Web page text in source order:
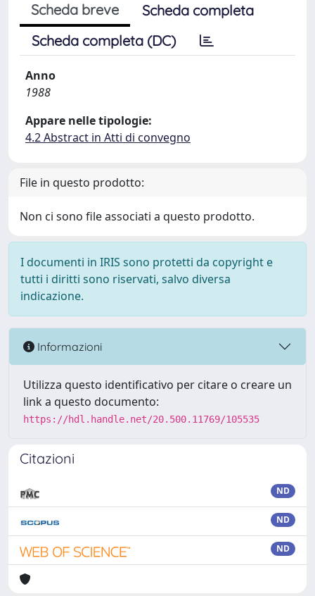
Scheda breve
Scheda completa
Scheda completa (DC)
Anno
1988
Appare nelle tipologie:
4.2 Abstract in Atti di convegno
File in questo prodotto:
Non ci sono file associati a questo prodotto.
I documenti in IRIS sono protetti da copyright e
tutti i diritti sono riservati, salvo diversa
indicazione.
Informazioni
Utilizza questo identificativo per citare o creare un
link a questo documento:
https://hdl.handle.net/20.500.11769/105535
Citazioni
ND
ND
ND